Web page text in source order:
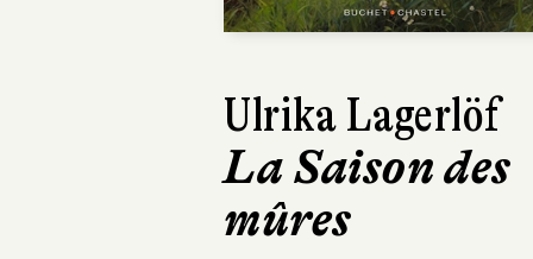
Ulrika Lagerlöf
La Saison des
mûres